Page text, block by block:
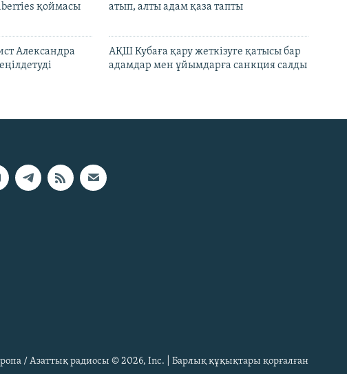
қоймасы
атып, алты адам қаза тапты
Александра
АҚШ Кубаға қару жеткізуге қатысы бар
адамдар мен ұйымдарға санкция салды
/ Азаттық радиосы © 2026, Inc. | Барлық құқықтары қорғалған